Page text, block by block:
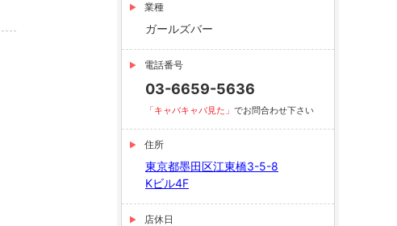
業種
ガールズバー
電話番号
03-6659-5636
「キャバキャバ見た」 でお問合わせ下さい
住所
東京都墨田区江東橋3-5-8
Kビル4F
店休日